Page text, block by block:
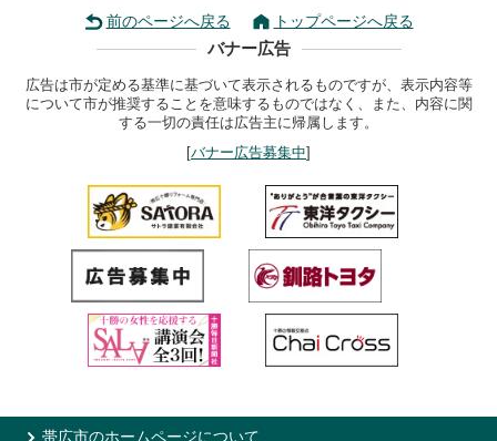
前のページへ戻る トップページへ戻る
バナー広告
広告は市が定める基準に基づいて表示されるものですが、表示内容等
について市が推奨することを意味するものではなく、また、内容に関
する一切の責任は広告主に帰属します。
[バナー広告募集中]
帯広市のホームページについて